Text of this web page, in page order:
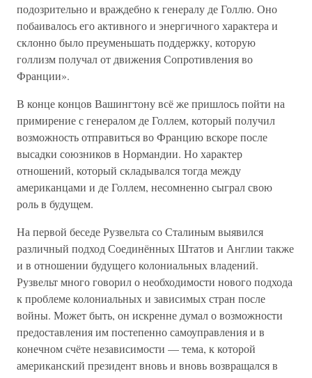
подозрительно и враждебно к генералу де Голлю. Оно
побаивалось его активного и энергичного характера и
склонно было преуменьшать поддержку, которую
голлизм получал от движения Сопротивления во
Франции».
В конце концов Вашингтону всё же пришлось пойти на
примирение с генералом де Голлем, который получил
возможность отправиться во Францию вскоре после
высадки союзников в Нормандии. Но характер
отношений, который складывался тогда между
американцами и де Голлем, несомненно сыграл свою
роль в будущем.
На первой беседе Рузвельта со Сталиным выявился
различный подход Соединённых Штатов и Англии также
и в отношении будущего колониальных владений.
Рузвельт много говорил о необходимости нового подхода
к проблеме колониальных и зависимых стран после
войны. Может быть, он искренне думал о возможности
предоставления им постепенно самоуправления и в
конечном счёте независимости — тема, к которой
американский президент вновь и вновь возвращался в